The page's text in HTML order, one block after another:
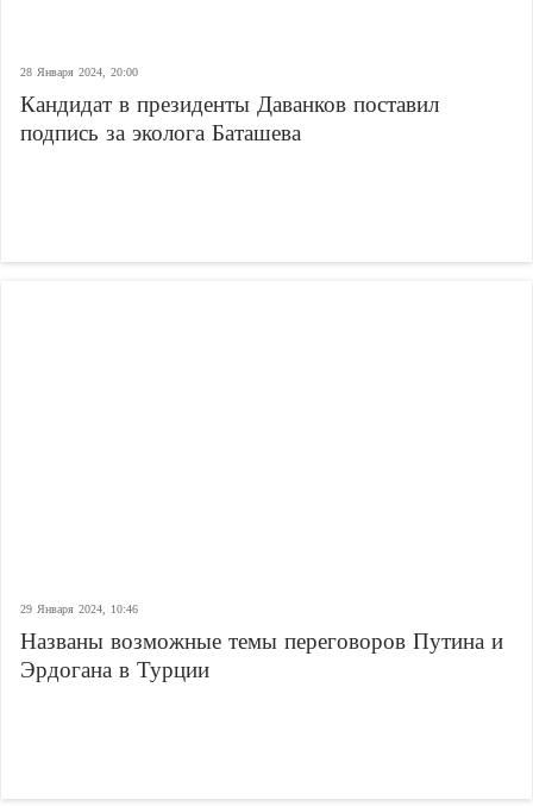
28 Января 2024, 20:00
Кандидат в президенты Даванков поставил
подпись за эколога Баташева
29 Января 2024, 10:46
Названы возможные темы переговоров Путина и
Эрдогана в Турции